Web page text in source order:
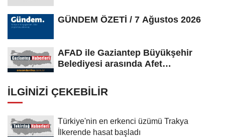
GÜNDEM ÖZETİ / 7 Ağustos 2026
AFAD ile Gaziantep Büyükşehir
Belediyesi arasında Afet
İLGINIZI ÇEKEBILIR
Türkiye'nin en erkenci üzümü Trakya
İlkerende hasat başladı